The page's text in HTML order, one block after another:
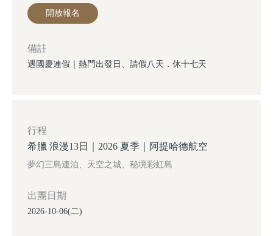
開放報名
備註
遇國慶連假｜熱門出發日、請假八天．休十七天
出團日期
2026-10-06(二)
行程
希臘 浪漫13日｜2026 夏季｜阿提哈德航空
夢幻三島連泊、天空之城、秘境彩虹島